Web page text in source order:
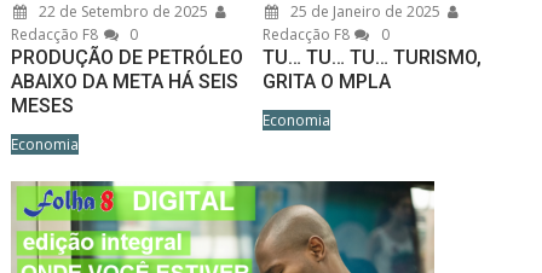
22 de Setembro de 2025
Redacção F8
0
PRODUÇÃO DE PETRÓLEO
ABAIXO DA META HÁ SEIS
MESES
Economia
25 de Janeiro de 2025
Redacção F8
0
TU… TU… TU… TURISMO,
GRITA O MPLA
Economia